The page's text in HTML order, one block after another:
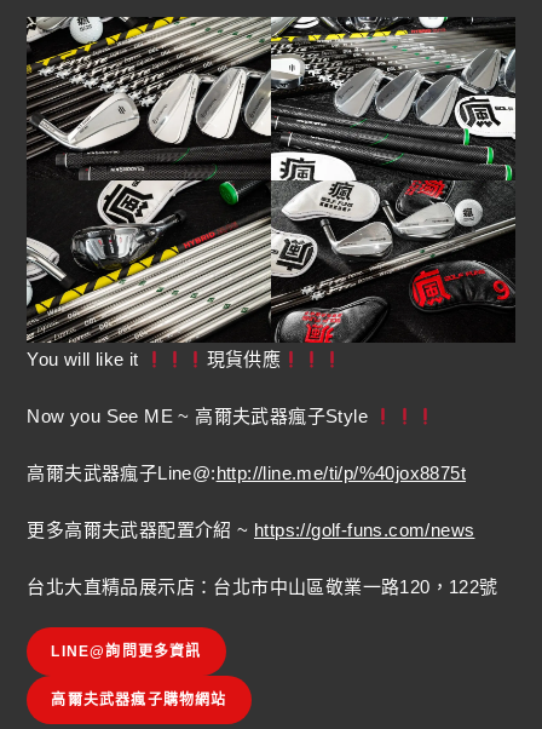
You will like it 現貨供應
Now you See ME ~ 高爾夫武器瘋子Style
高爾夫武器瘋子Line@:http://line.me/ti/p/%40jox8875t
更多高爾夫武器配置介紹 ~ https://golf-funs.com/news
台北大直精品展示店：台北市中山區敬業一路120，122號
LINE@詢問更多資訊
高爾夫武器瘋子購物網站